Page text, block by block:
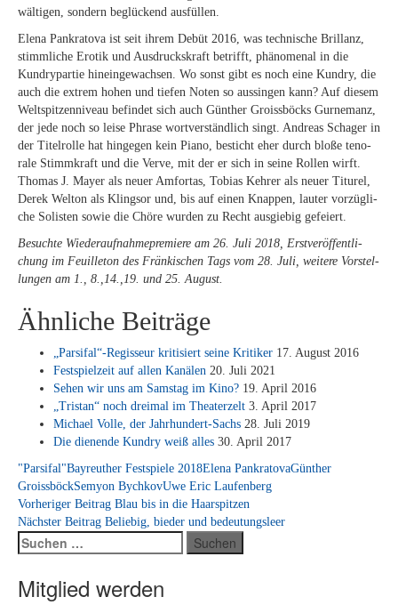
wäl­ti­gen, son­dern be­glü­ckend ausfüllen.
Ele­na Pan­kra­to­va ist seit ih­rem De­büt 2016, was tech­ni­sche Bril­lanz,
stimm­li­che Ero­tik und Aus­drucks­kraft be­trifft, phä­no­me­nal in die
Kundry­par­tie hin­ein­ge­wach­sen. Wo sonst gibt es noch eine Kundry, die
auch die ex­trem ho­hen und tie­fen No­ten so aus­sin­gen kann? Auf die­sem
Welt­spit­zen­ni­veau be­fin­det sich auch Gün­ther Groiss­böcks Gurn­emanz,
der jede noch so lei­se Phra­se wort­ver­ständ­lich singt. An­dre­as Schager in
der Ti­tel­rol­le hat hin­ge­gen kein Pia­no, be­sticht eher durch blo­ße te­no­
ra­le Stimm­kraft und die Ver­ve, mit der er sich in sei­ne Rol­len wirft.
Tho­mas J. May­er als neu­er Am­for­tas, To­bi­as Keh­rer als neu­er Ti­tu­rel,
De­rek Welton als Klings­or und, bis auf ei­nen Knap­pen, lau­ter vor­züg­li­
che So­lis­ten so­wie die Chö­re wur­den zu Recht aus­gie­big gefeiert.
Be­such­te Wie­der­auf­nah­me­pre­mie­re am 26. Juli 2018, Erst­ver­öf­fent­li­
chung im Feuil­le­ton des Frän­ki­schen Tags vom 28. Juli, wei­te­re Vor­stel­
lun­gen am 1., 8.,14.,19. und 25. August.
Ähnliche Beiträge
„Parsifal“-Regisseur kri­ti­siert sei­ne Kri­ti­ker 17. Au­gust 2016
Fest­spiel­zeit auf al­len Ka­nä­len 20. Juli 2021
Se­hen wir uns am Sams­tag im Kino? 19. April 2016
„Tris­tan“ noch drei­mal im Thea­ter­zelt 3. April 2017
Mi­cha­el Vol­le, der Jahr­hun­dert-Sachs 28. Juli 2019
Die die­nen­de Kundry weiß al­les 30. April 2017
"Parsifal"Bayreuther Festspiele 2018Elena PankratovaGünther
GroissböckSemyon BychkovUwe Eric Laufenberg
Beitragsnavigation
Vorheriger Beitrag Blau bis in die Haarspitzen
Nächster Beitrag Beliebig, bieder und bedeutungsleer
Suchen
nach:
Mitglied werden